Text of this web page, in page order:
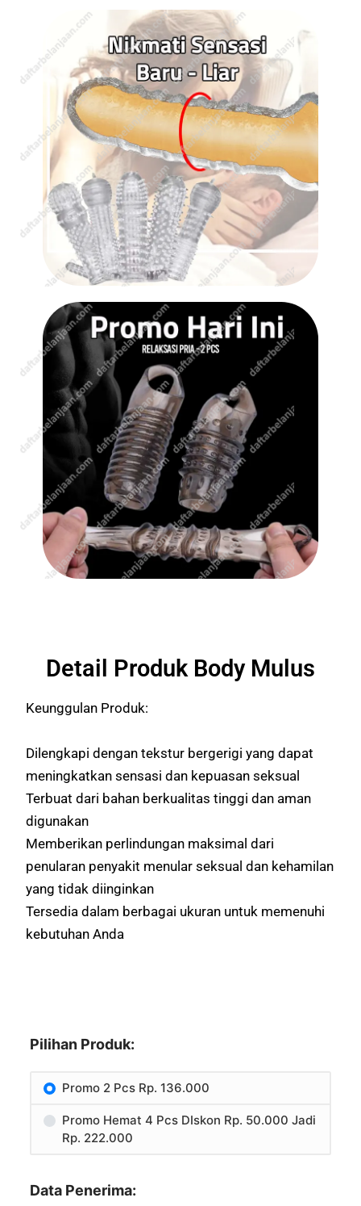
Detail Produk Body Mulus
Keunggulan Produk:
Dilengkapi dengan tekstur bergerigi yang dapat
meningkatkan sensasi dan kepuasan seksual
Terbuat dari bahan berkualitas tinggi dan aman
digunakan
Memberikan perlindungan maksimal dari
penularan penyakit menular seksual dan kehamilan
yang tidak diinginkan
Tersedia dalam berbagai ukuran untuk memenuhi
kebutuhan Anda
Pilihan Produk:
Promo 2 Pcs Rp. 136.000
Promo Hemat 4 Pcs DIskon Rp. 50.000 Jadi
Rp. 222.000
Data Penerima: